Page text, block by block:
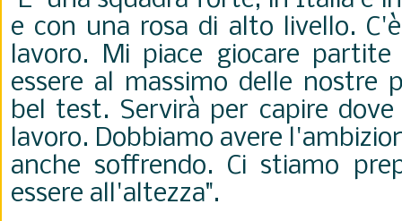
e con una rosa di alto livello.
lavoro. Mi piace giocare
essere al massimo delle nostre
bel test. Servirà per capire
lavoro. Dobbiamo avere
anche soffrendo. Ci stiamo
essere all'altezza".